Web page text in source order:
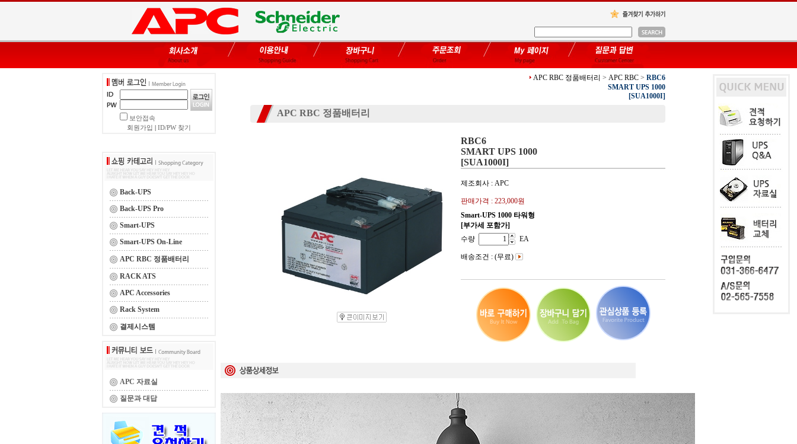
보안접속
회원가입
ID/PW 찾기
Back-UPS
Back-UPS Pro
Smart-UPS
Smart-UPS On-Line
APC RBC 정품배터리
RACK ATS
APC Accessories
Rack System
결제시스템
APC 자료실
질문과 대답
APC RBC 정품배터리 > APC RBC > RBC6
SMART UPS 1000
[SUA1000I]
APC RBC 정품배터리
RBC6
SMART UPS 1000
[SUA1000I]
제조회사 : APC
판매가격 : 223,000원
Smart-UPS 1000 타워형
[부가세 포함가]
수량
EA
배송조건 : (무료)